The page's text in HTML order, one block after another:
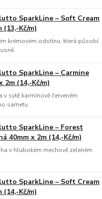
SparkLine – Soft Cream
(13,-Kč/m)
krémovém odstínu, která působí
SparkLine – Carmine
2m (14,-Kč/m)
sytě karmínově červeném
sametu
SparkLine – Forest
40mm x 2m (14,-Kč/m)
v hlubokém mechově zeleném
SparkLine – Soft Cream
(14,-Kč/m)